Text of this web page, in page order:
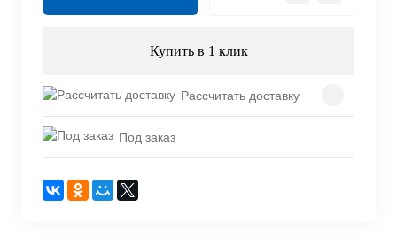
Купить в 1 клик
Рассчитать доставку
Под заказ